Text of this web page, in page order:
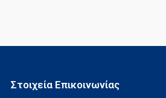
Στοιχεία Επικοινωνίας